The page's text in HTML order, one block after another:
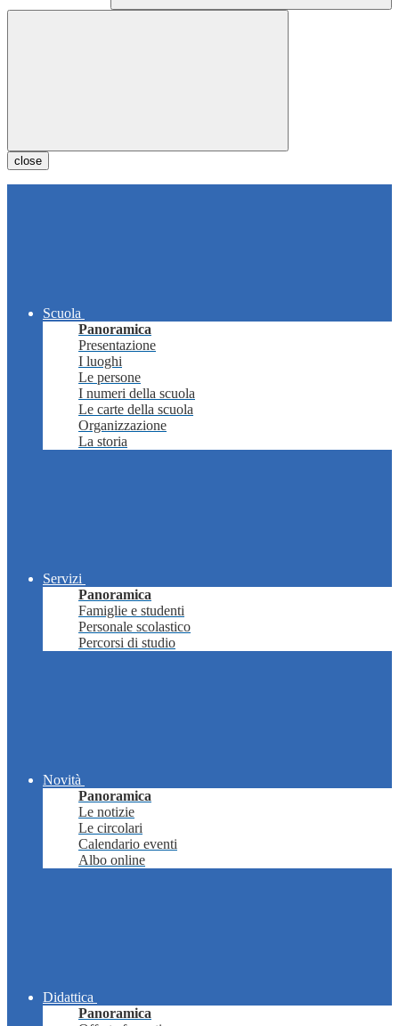
close
Scuola
Panoramica
Presentazione
I luoghi
Le persone
I numeri della scuola
Le carte della scuola
Organizzazione
La storia
Servizi
Panoramica
Famiglie e studenti
Personale scolastico
Percorsi di studio
Novità
Panoramica
Le notizie
Le circolari
Calendario eventi
Albo online
Didattica
Panoramica